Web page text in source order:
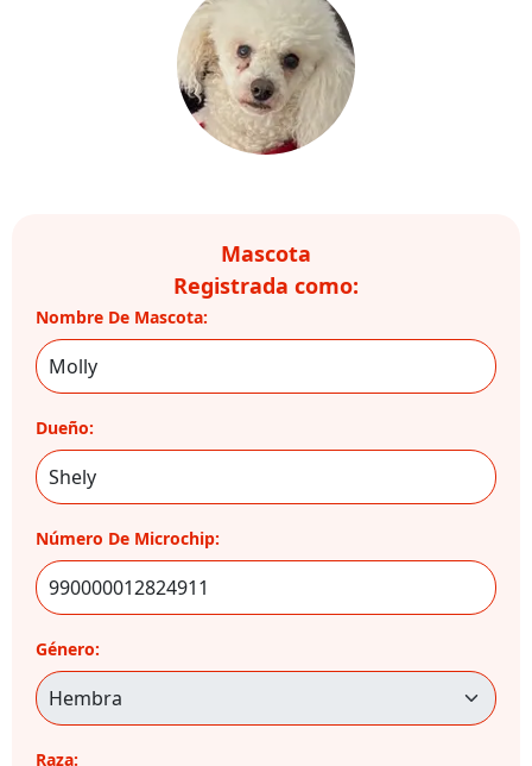
Mascota
Registrada como:
Nombre De Mascota:
Dueño:
Número De Microchip:
Género:
Raza: